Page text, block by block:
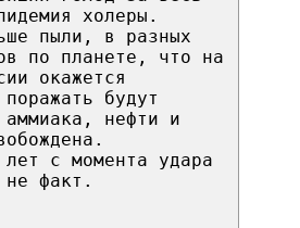
холеры.
пыли, в разных
по планете, что на
окажется
будут
нефти и
с момента удара
факт.